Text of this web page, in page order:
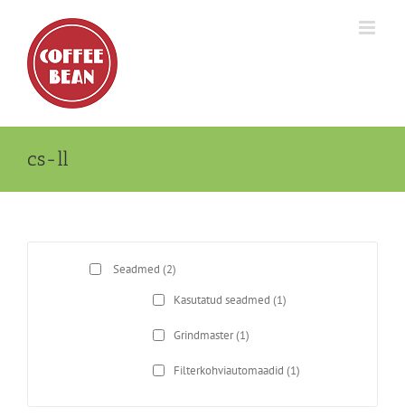
content
cs-ll
Seadmed (2)
Kasutatud seadmed (1)
Grindmaster(1)
Filterkohviautomaadid (1)